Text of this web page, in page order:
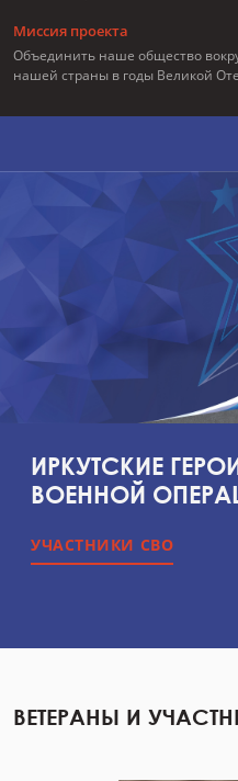
Миссия проекта
Объединить наше общество
нашей страны в годы Великой
ИРКУТСКИЕ
ВОЕННОЙ
УЧАСТНИКИ СВО
ВЕТЕРАНЫ И